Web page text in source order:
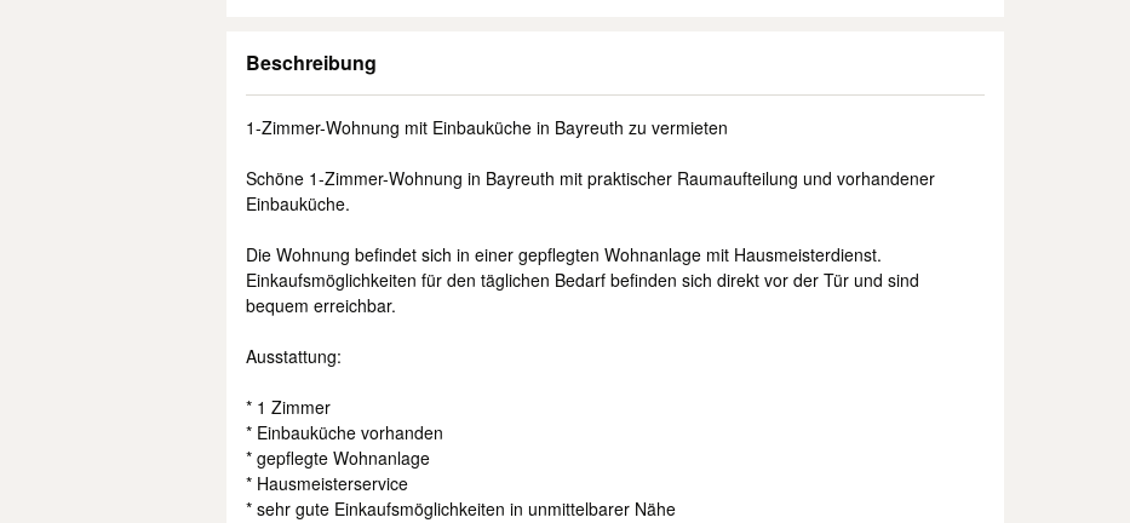
Beschreibung
1-Zimmer-Wohnung mit Einbauküche in Bayreuth zu vermieten
Schöne 1-Zimmer-Wohnung in Bayreuth mit praktischer Raumaufteilung und vorhandener
Einbauküche.
Die Wohnung befindet sich in einer gepflegten Wohnanlage mit Hausmeisterdienst.
Einkaufsmöglichkeiten für den täglichen Bedarf befinden sich direkt vor der Tür und sind
bequem erreichbar.
Ausstattung:
* 1 Zimmer
* Einbauküche vorhanden
* gepflegte Wohnanlage
* Hausmeisterservice
* sehr gute Einkaufsmöglichkeiten in unmittelbarer Nähe